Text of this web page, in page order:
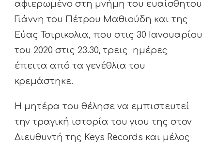
αφιερωμένο στη μνήμη του ευαίσθητου
Γιάννη του Πέτρου Μαθιούδη και της
Εύας Τσιρικολια, που στις 30 Ιανουαρίου
του 2020 στις 23.30, τρεις ημέρες
έπειτα από τα γενέθλια του
κρεμάστηκε.
Η μητέρα του θέλησε να εμπιστευτεί
την τραγική ιστορία του γιου της στον
Διευθυντή της Keys Records και μέλος